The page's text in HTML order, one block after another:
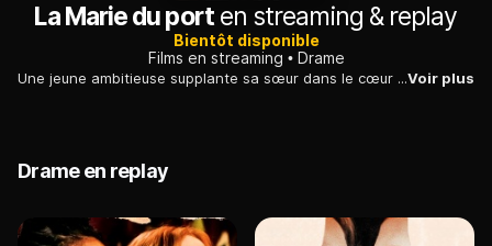
La Marie du porten streaming & replay
Bientôt disponible
Films en streaming
Drame
Une jeune ambitieuse supplante sa sœur dans le cœur d'un riche commerçant de Cherbourg et vieil habitué des relations sentimentales complexes...Voir plus
Drame en replay